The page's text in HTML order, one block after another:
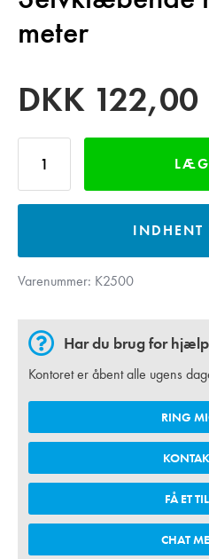
meter
DKK 122,00
INDHENT
Varenummer: K2500
Har du brug for
Kontoret er åbent alle ugens
RING
FÅ ET
CHAT